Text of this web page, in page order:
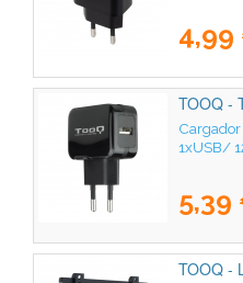
TOOQ -
1xUSB/
5,39
TOOQ -